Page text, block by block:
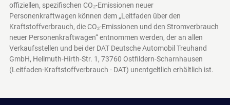
offiziellen, spezifischen CO₂-Emissionen neuer
Personenkraftwagen können dem „Leitfaden über den
Kraftstoffverbrauch, die CO₂-Emissionen und den Stromverbrauch
neuer Personenkraftwagen“ entnommen werden, der an allen
Verkaufsstellen und bei der DAT Deutsche Automobil Treuhand
GmbH, Hellmuth-Hirth-Str. 1, 73760 Ostfildern-Scharnhausen
(Leitfaden-Kraftstoffverbrauch - DAT) unentgeltlich erhältlich ist.